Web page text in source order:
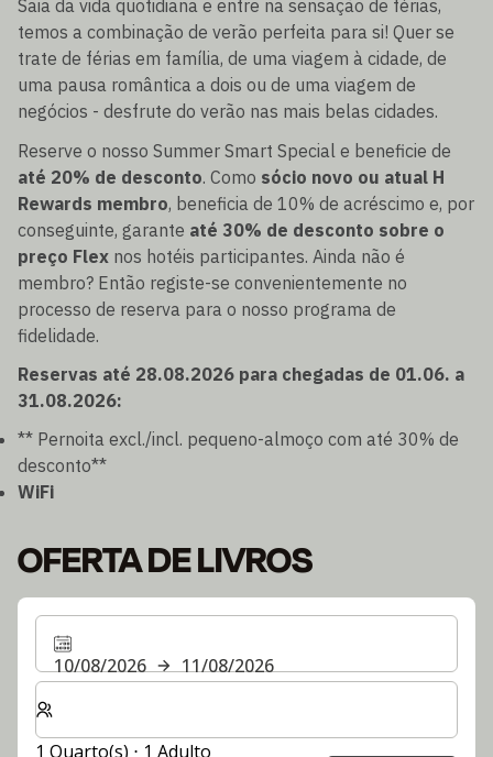
Saia da vida quotidiana e entre na sensação de férias,
temos a combinação de verão perfeita para si! Quer se
trate de férias em família, de uma viagem à cidade, de
uma pausa romântica a dois ou de uma viagem de
negócios - desfrute do verão nas mais belas cidades.
Reserve o nosso Summer Smart Special e beneficie de
até 20% de desconto. Como sócio novo ou atual H
Rewards membro, beneficia de 10% de acréscimo e, por
conseguinte, garante até 30% de desconto sobre o
preço Flex nos hotéis participantes. Ainda não é
membro? Então registe-se convenientemente no
processo de reserva para o nosso programa de
fidelidade.
Reservas até 28.08.2026 para chegadas de 01.06. a
31.08.2026:
** Pernoita excl./incl. pequeno-almoço com até 30% de
desconto**
WiFi
OFERTA DE LIVROS
10/08/2026
11/08/2026
Selecionar o número de quartos e de hóspedes para a
1 Quarto(s) ⋅ 1 Adulto